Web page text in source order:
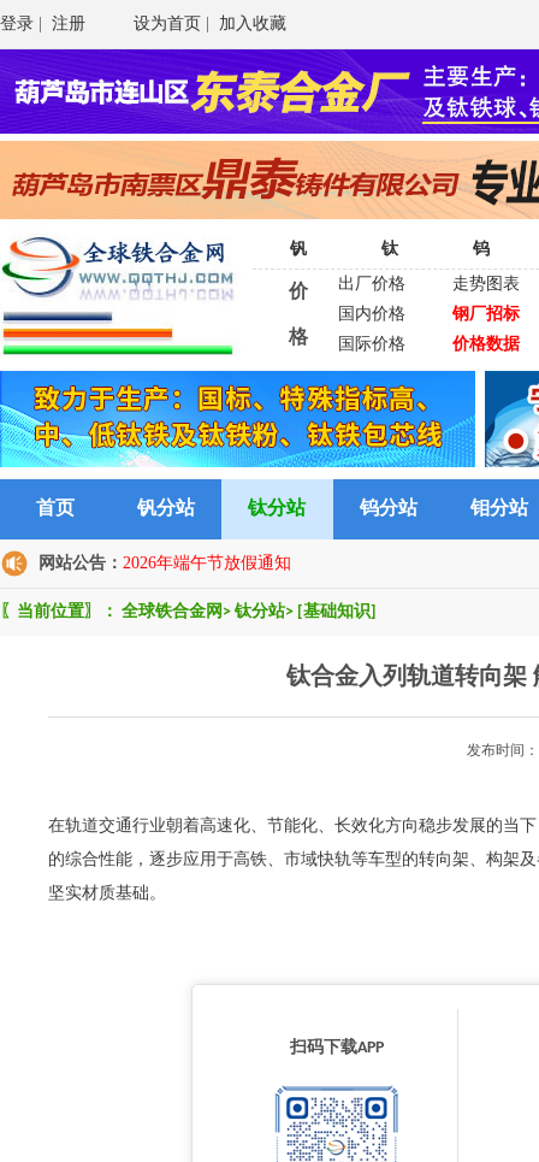
登录 注册 设为首页 加入收藏
钒 钛 钨
价
格
出厂价格
走势图表
国内价格
钢厂招标
国际价格
价格数据
首页 钒分站 钛分站 钨分站 钼分站
网站公告： 2026年端午节放假通知
〖当前位置〗： 全球铁合金网 > 钛分站> [基础知识]
钛合金入列轨道转向架
发布时间
在轨道交通行业朝着高速化、节能化、长效化方向稳步发展的当
的综合性能，逐步应用于高铁、市域快轨等车型的转向架、构架
坚实材质基础。
扫码下载APP